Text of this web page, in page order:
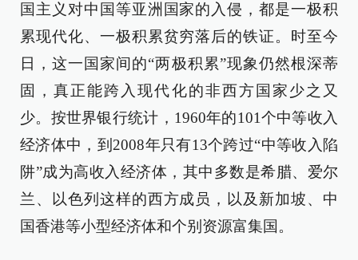
国主义对中国等亚洲国家的入侵，都是一极积
累现代化、一极积累贫穷落后的铁证。时至今
日，这一国家间的“两极积累”现象仍然根深蒂
固，真正能跨入现代化的非西方国家少之又
少。按世界银行统计，1960年的101个中等收入
经济体中，到2008年只有13个跨过“中等收入陷
阱”成为高收入经济体，其中多数是希腊、爱尔
兰、以色列这样的西方成员，以及新加坡、中
国香港等小型经济体和个别资源富集国。